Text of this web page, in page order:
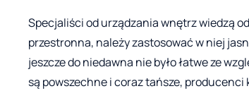
Specjaliści od urządzania wnętrz wiedzą
przestronna, należy zastosować w niej
jeszcze do niedawna nie było łatwe ze
są powszechne i coraz tańsze,